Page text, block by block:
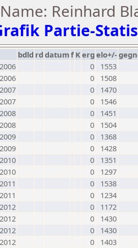
Reinhard
Partie-
bdld rd datumf Kerg elo+/-
0
1553
0
1508
0
1470
0
1546
0
1451
0
1504
0
1368
0
1428
0
1351
0
1297
0
1538
0
1234
0
1172
0
1430
0
1430
0
1403